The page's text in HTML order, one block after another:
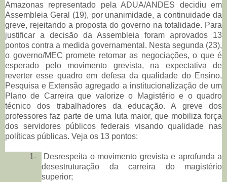
Amazonas representado pela ADUA/ANDES decidiu em
Assembleia Geral (19), por unanimidade, a continuidade da
greve, rejeitando a proposta do governo na totalidade. Para
justificar a decisão da Assembleia foram aprovados 13
pontos contra a medida governamental. Nesta segunda (23),
o governo/MEC promete retomar as negociações, o que é
esperado pelo movimento grevista, na expectativa de
reverter esse quadro em defesa da qualidade do Ensino,
Pesquisa e Extensão agregado a institucionalização de um
Plano de Carreira que valorize o Magistério e o quadro
técnico dos trabalhadores da educação. A greve dos
professores faz parte de uma luta maior, que mobiliza força
dos servidores públicos federais visando qualidade nas
políticas públicas. Veja os 13 pontos:
1-
Desrespeita o movimento grevista e aprofunda a
desestruturação da carreira do magistério
superior;